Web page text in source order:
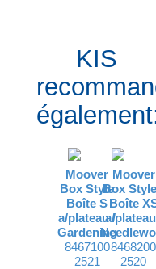
KIS
Moover
Box Style
Boîte S
a/plateau /
Gardening
8467100
2521
Moover
Box
Boîte
a/
8468200
2520